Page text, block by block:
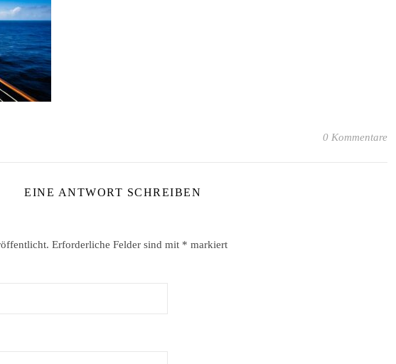
0 Kommentare
EINE ANTWORT SCHREIBEN
Erforderliche Felder sind mit * markiert